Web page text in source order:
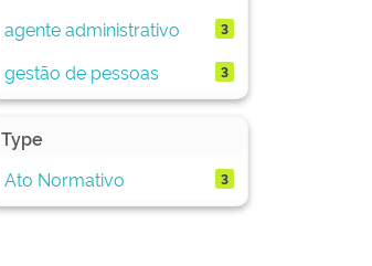
agente administrativo 3
gestão de pessoas 3
Type
Ato Normativo
3